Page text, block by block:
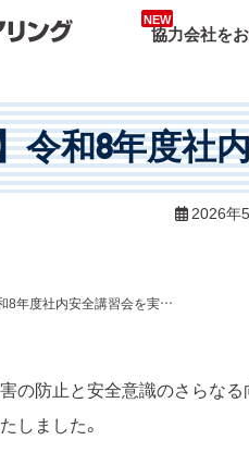
協力会社を
令和8年度社
2026年
【活動報告】令和8年度社内安全講習会を実施いたしました
の防止と安全意識のさらなる
しました。